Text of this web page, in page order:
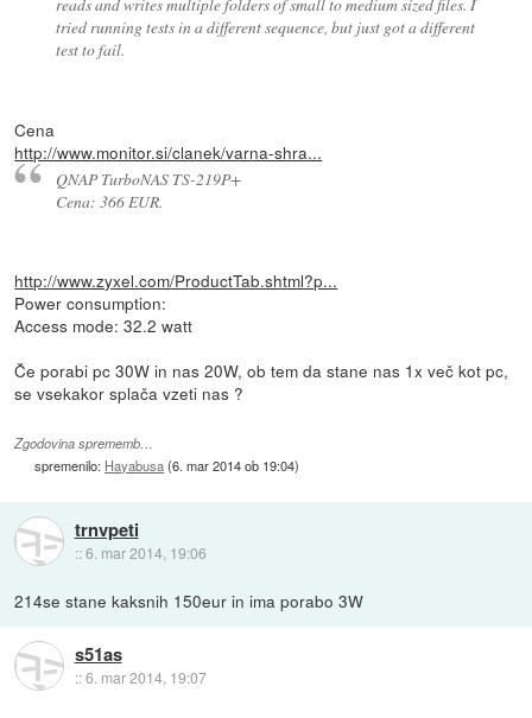
tried running tests in a different sequence, but just got a different
test to fail.
Cena
http://www.monitor.si/clanek/varna-shra...
QNAP TurboNAS TS-219P+
Cena: 366 EUR.
http://www.zyxel.com/ProductTab.shtml?p...
Power consumption:
Access mode: 32.2 watt
Če porabi pc 30W in nas 20W, ob tem da stane nas 1x več kot pc,
se vsekakor splača vzeti nas ?
Zgodovina sprememb…
spremenilo: Hayabusa(6. mar 2014 ob 19:04)
trnvpeti
::6. mar 2014, 19:06
214se stane kaksnih 150eur in ima porabo 3W
s51as
::6. mar 2014, 19:07